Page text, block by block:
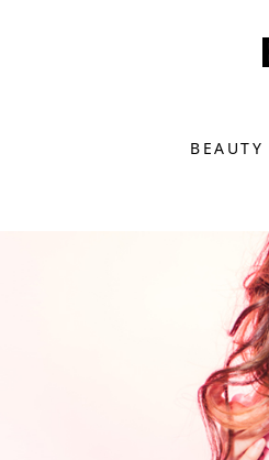
BEAUTY